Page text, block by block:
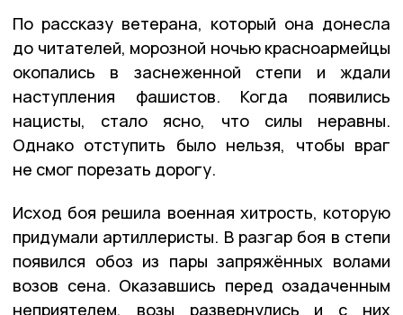
По рассказу ветерана, который она донесла
до читателей, морозной ночью красноармейцы
окопались в заснеженной степи и ждали
наступления фашистов. Когда появились
нацисты, стало ясно, что силы неравны.
Однако отступить было нельзя, чтобы враг
не смог порезать дорогу.
Исход боя решила военная хитрость, которую
придумали артиллеристы. В разгар боя в степи
появился обоз из пары запряжённых волами
возов сена. Оказавшись перед озадаченным
неприятелем, возы развернулись и с них